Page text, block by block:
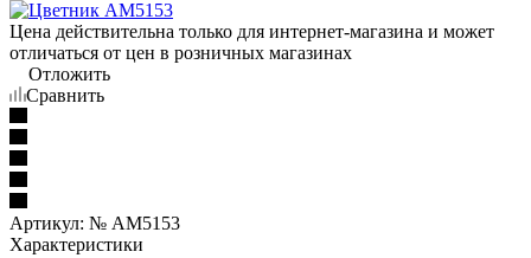
Цена действительна только для интернет-магазина и может
отличаться от цен в розничных магазинах
Отложить
Сравнить
Артикул: № AM5153
Характеристики